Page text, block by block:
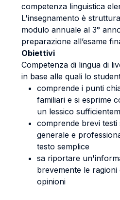
competenza linguistica
L'insegnamento è
modulo annuale al 3°
preparazione all’esame
Obiettivi
Competenza di lingua di
in base alle quali lo
comprende i punti
familiari e si esprime
un lessico
comprende brevi testi
generale e
testo semplice
sa riportare
brevemente le
opinioni